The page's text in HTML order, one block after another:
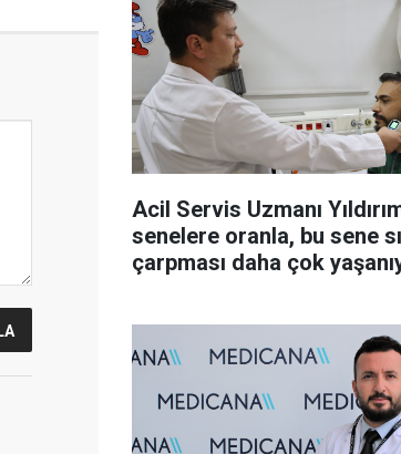
Acil Servis Uzmanı
senelere oranla, bu sene
çarpması daha çok